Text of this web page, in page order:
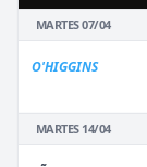
MARTES 07/04
O'HIGGINS
MARTES 14/04